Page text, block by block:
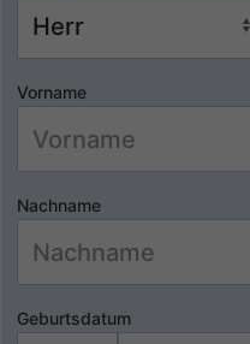
Vorname
Nachname
Geburtsdatum